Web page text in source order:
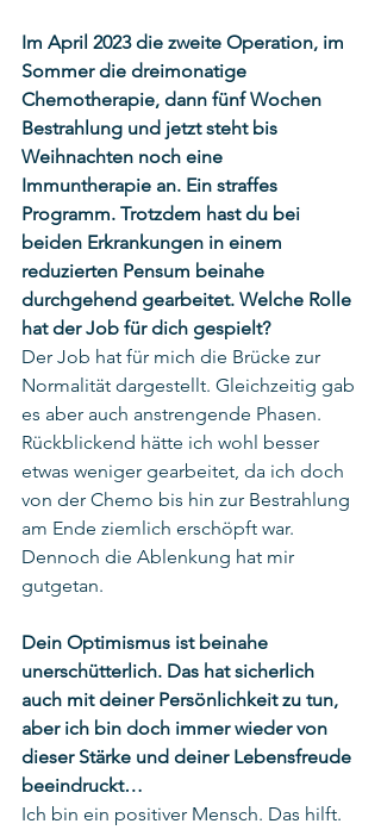
Im April 2023 die zweite Operation, im
Sommer die dreimonatige
Chemotherapie, dann fünf Wochen
Bestrahlung und jetzt steht bis
Weihnachten noch eine
Immuntherapie an. Ein straffes
Programm. Trotzdem hast du bei
beiden Erkrankungen in einem
reduzierten Pensum beinahe
durchgehend gearbeitet. Welche Rolle
hat der Job für dich gespielt?
Der Job hat für mich die Brücke zur
Normalität dargestellt. Gleichzeitig gab
es aber auch anstrengende Phasen.
Rückblickend hätte ich wohl besser
etwas weniger gearbeitet, da ich doch
von der Chemo bis hin zur Bestrahlung
am Ende ziemlich erschöpft war.
Dennoch die Ablenkung hat mir
gutgetan.
Dein Optimismus ist beinahe
unerschütterlich. Das hat sicherlich
auch mit deiner Persönlichkeit zu tun,
aber ich bin doch immer wieder von
dieser Stärke und deiner Lebensfreude
beeindruckt…
Ich bin ein positiver Mensch. Das hilft.